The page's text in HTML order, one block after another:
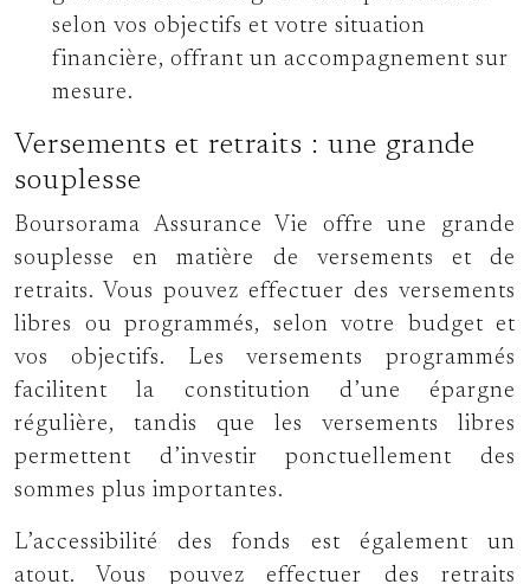
selon vos objectifs et votre situation
financière, offrant un accompagnement sur
mesure.
Versements et retraits : une grande
souplesse
Boursorama Assurance Vie offre une grande
souplesse en matière de versements et de
retraits. Vous pouvez effectuer des versements
libres ou programmés, selon votre budget et
vos objectifs. Les versements programmés
facilitent la constitution d’une épargne
régulière, tandis que les versements libres
permettent d’investir ponctuellement des
sommes plus importantes.
L’accessibilité des fonds est également un
atout. Vous pouvez effectuer des retraits